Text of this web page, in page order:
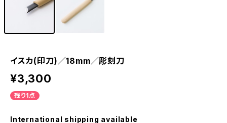
イスカ(印刀)／18mm／彫刻刀
¥3,300
残り1点
International shipping available